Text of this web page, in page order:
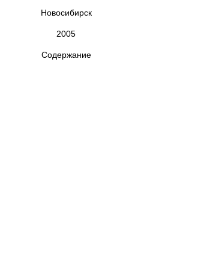
Новосибирск
2005
Содержание